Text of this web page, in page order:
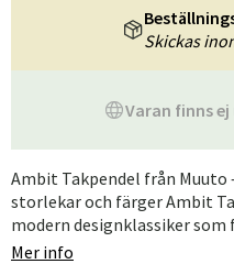
Varan finns
Skickas
Ambit Takpendel från Muuto
storlekar och färger Ambit
modern designklassiker
Mer info